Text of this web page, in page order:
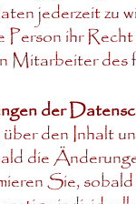
jederzeit zu
ihr
Mitarbeiter
der
den Inhalt
die
Sie,